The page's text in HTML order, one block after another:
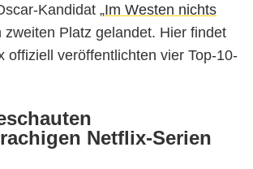
Kandidat „Im Westen nichts
zweiten Platz gelandet. Hier findet
offiziell veröffentlichten vier Top-10-
Netflix-Serien